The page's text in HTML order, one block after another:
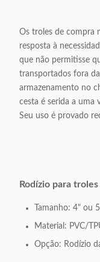
Os troles de compra
resposta à
que não permitisse
transportados fora
armazenamento no
cesta é serida a uma
Seu uso é provado
Rodízio para
Tamanho: 4" ou
Material: PVC/
Opção: Rodízio